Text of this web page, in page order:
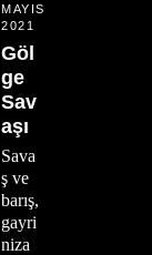
MAYIS
2021
Göl
ge
Sav
aşı
Sava
ş ve
barış,
gayri
niza